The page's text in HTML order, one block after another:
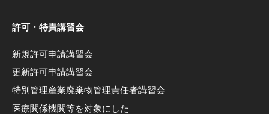
許可・特責講習会
新規許可申請講習会
更新許可申請講習会
特別管理産業廃棄物管理責任者講習会
医療関係機関等を対象にした